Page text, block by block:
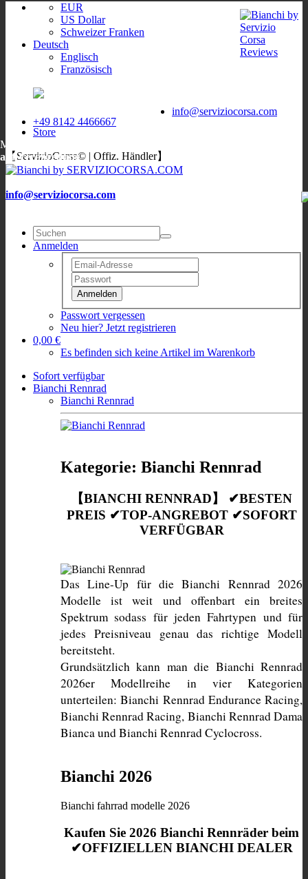
EUR
US Dollar
Schweizer Franken
Deutsch
Englisch
Französisch
info@serviziocorsa.com
+49 8142 4466667
Store
Mo, Di, Do, Fr:
auf Verabredung
【ServizioCorsa© | Offiz. Händler】
info@serviziocorsa.com
Anmelden
Anmelden
Passwort vergessen
Neu hier? Jetzt registrieren
0,00 €
Es befinden sich keine Artikel im Warenkorb
Sofort verfügbar
Bianchi Rennrad
Bianchi Rennrad
Kategorie: Bianchi Rennrad
【BIANCHI RENNRAD】 ✔BESTEN
PREIS ✔TOP-ANGREBOT ✔SOFORT
VERFÜGBAR
Das Line-Up für die Bianchi Rennrad 2026
Modelle ist weit und offenbart ein breites
Spektrum sodass für jeden Fahrtypen und für
jedes Preisniveau genau das richtige Modell
bereitsteht.
Grundsätzlich kann man die Bianchi Rennrad
2026er Modellreihe in vier Kategorien
unterteilen: Bianchi Rennrad Endurance Racing,
Bianchi Rennrad Racing, Bianchi Rennrad Dama
Bianca und Bianchi Rennrad Cyclocross.
Bianchi 2026
Bianchi fahrrad modelle 2026
Kaufen Sie 2026 Bianchi Rennräder beim
✔OFFIZIELLEN BIANCHI DEALER